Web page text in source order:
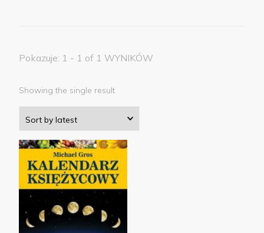
Pokazuje: 1 - 1 of 1 WYNIKÓW
Showing the single result